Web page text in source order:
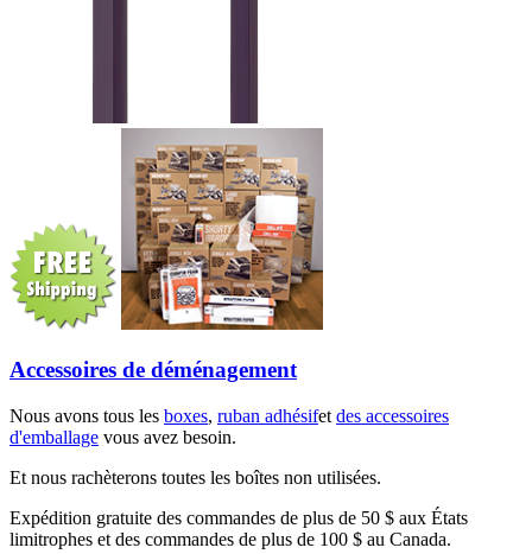
Accessoires de déménagement
Nous avons tous les boxes, ruban adhésifet des accessoires
d'emballage vous avez besoin.
Et nous rachèterons toutes les boîtes non utilisées.
Expédition gratuite des commandes de plus de 50 $ aux États
limitrophes et des commandes de plus de 100 $ au Canada.